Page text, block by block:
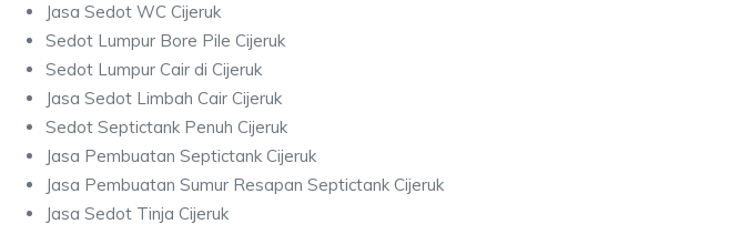
Jasa Sedot WC Cijeruk
Sedot Lumpur Bore Pile Cijeruk
Sedot Lumpur Cair di Cijeruk
Jasa Sedot Limbah Cair Cijeruk
Sedot Septictank Penuh Cijeruk
Jasa Pembuatan Septictank Cijeruk
Jasa Pembuatan Sumur Resapan Septictank Cijeruk
Jasa Sedot Tinja Cijeruk